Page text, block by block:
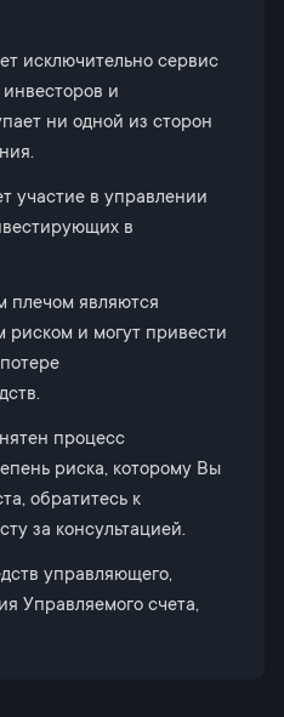
исключительно сервис
и
ни одной из сторон
участие в управлении
в
плечом являются
и могут привести
процесс
риска, которому Вы
обратитесь к
за консультацией.
управляющего,
Управляемого счета,